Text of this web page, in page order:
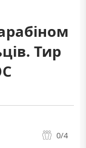
Тир
0/4